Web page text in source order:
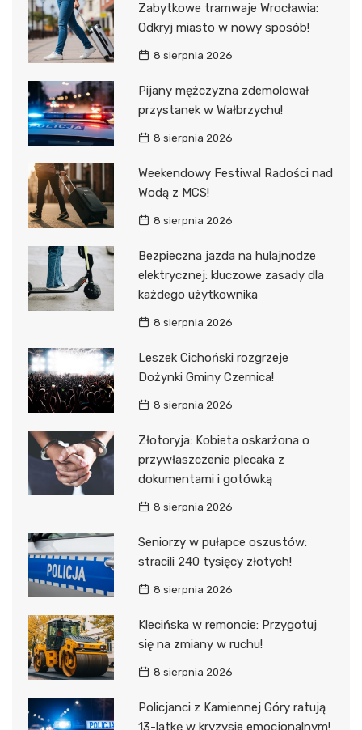
Zabytkowe tramwaje Wrocławia:
Odkryj miasto w nowy sposób!
8 sierpnia 2026
Pijany mężczyzna zdemolował
przystanek w Wałbrzychu!
8 sierpnia 2026
Weekendowy Festiwal Radości nad
Wodą z MCS!
8 sierpnia 2026
Bezpieczna jazda na hulajnodze
elektrycznej: kluczowe zasady dla
każdego użytkownika
8 sierpnia 2026
Leszek Cichoński rozgrzeje
Dożynki Gminy Czernica!
8 sierpnia 2026
Złotoryja: Kobieta oskarżona o
przywłaszczenie plecaka z
dokumentami i gotówką
8 sierpnia 2026
Seniorzy w pułapce oszustów:
stracili 240 tysięcy złotych!
8 sierpnia 2026
Klecińska w remoncie: Przygotuj
się na zmiany w ruchu!
8 sierpnia 2026
Policjanci z Kamiennej Góry ratują
13-latkę w kryzysie emocjonalnym!